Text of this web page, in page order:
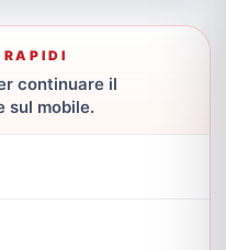
RAPIDI
continuare il
sul mobile.